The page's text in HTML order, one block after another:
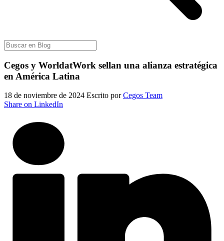
Cegos y WorldatWork sellan una alianza estratégica
en América Latina
18 de noviembre de 2024 Escrito porCegos Team
Share on LinkedIn